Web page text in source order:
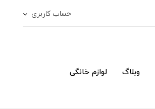
حساب کاربری
وبلاگ لوازم خانگی